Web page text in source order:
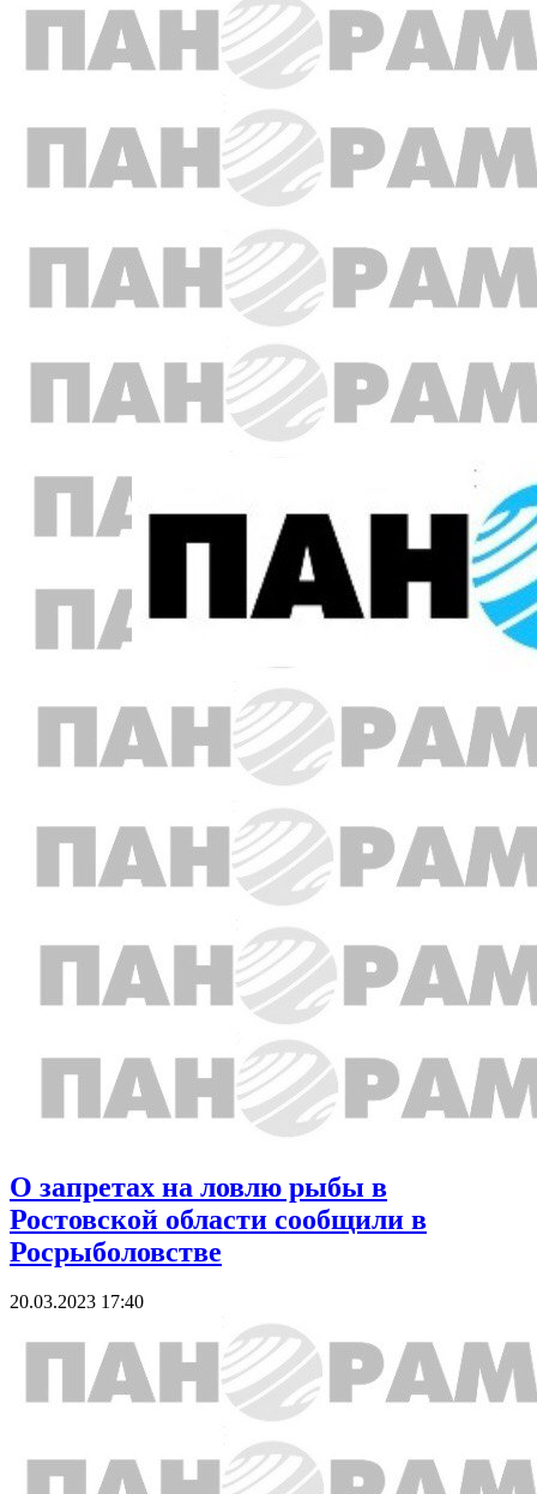
О запретах на ловлю рыбы в
Ростовской области сообщили в
Росрыболовстве
20.03.2023 17:40